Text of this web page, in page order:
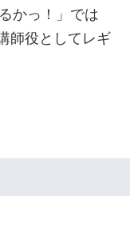
かっ！」では
師役としてレギ